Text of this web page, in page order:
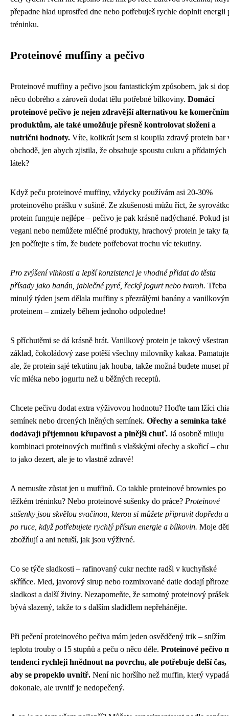
přepadne hlad uprostřed dne nebo potřebuješ rychle doplnit energii
tréninku.
Proteinové muffiny a pečivo
Proteinové muffiny a pečivo jsou fantastickým způsobem, jak si
něco dobrého a zároveň dodat tělu potřebné bílkoviny. Domácí
proteinové pečivo je nejen zdravější alternativou ke komerčním
produktům, ale také umožňuje přesně kontrolovat složení a
nutriční hodnoty. Víte, kolikrát jsem si koupila zdravý protein bar
obchodě, jen abych zjistila, že obsahuje spoustu cukru a přídatných
látek?
Když peču proteinové muffiny, vždycky používám asi 20-30%
proteinového prášku v sušině. Ze zkušenosti můžu říct, že
protein funguje nejlépe – pečivo je pak krásně nadýchané. Pokud
vegani nebo nemůžete mléčné produkty, hrachový protein je taky
jen počítejte s tím, že budete potřebovat trochu víc tekutiny.
Pro zvýšení vlhkosti a lepší konzistenci je vhodné přidat do těsta
přísady jako banán, jablečné pyré, řecký jogurt nebo tvaroh. Třeba
minulý týden jsem dělala muffiny s přezrálými banány a
proteinem – zmizely během jednoho odpoledne!
S příchutěmi se dá krásně hrát. Vanilkový protein je takový
základ, čokoládový zase potěší všechny milovníky kakaa.
ale, že protein sajé tekutinu jak houba, takže možná budete muset
víc mléka nebo jogurtu než u běžných receptů.
Chcete pečivu dodat extra výživovou hodnotu? Hoďte tam lžíci
semínek nebo drcených lněných semínek. Ořechy a semínka také
dodávají příjemnou křupavost a plnější chuť. Já osobně miluju
kombinaci proteinových muffinů s vlašskými ořechy a skořicí –
to jako dezert, ale je to vlastně zdravé!
A nemusíte zůstat jen u muffinů. Co takhle proteinové brownies po
těžkém tréninku? Nebo proteinové sušenky do práce? Proteinové
sušenky jsou skvělou svačinou, kterou si můžete připravit dopředu
po ruce, když potřebujete rychlý přísun energie a bílkovin. Moje
zbožňují a ani netuší, jak jsou výživné.
Co se týče sladkosti – rafinovaný cukr nechte radši v kuchyňské
skříňce. Med, javorový sirup nebo rozmixované datle dodají
sladkost a další živiny. Nezapomeňte, že samotný proteinový
bývá slazený, takže to s dalším sladidlem nepřehánějte.
Při pečení proteinového pečiva mám jeden osvědčený trik – snížím
teplotu trouby o 15 stupňů a peču o něco déle. Proteinové pečivo
tendenci rychleji hnědnout na povrchu, ale potřebuje delší čas,
aby se propeklo uvnitř. Není nic horšího než muffin, který vypadá
dokonale, ale uvnitř je nedopečený.